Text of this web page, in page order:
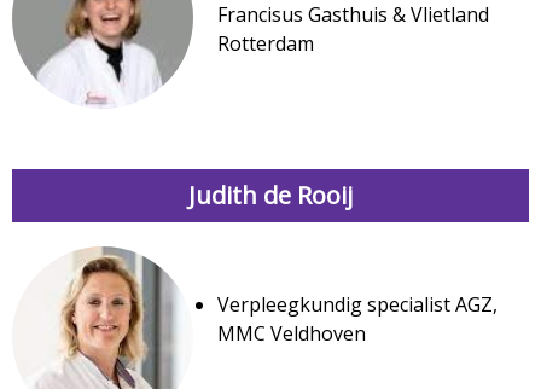
Francisus Gasthuis & Vlietland
Rotterdam
Judith de Rooij
Verpleegkundig specialist AGZ,
MMC Veldhoven